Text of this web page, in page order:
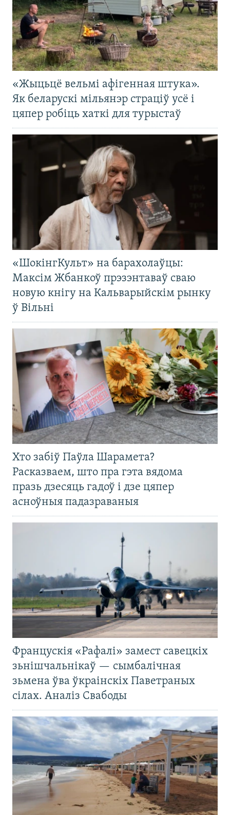
«Жыцьцё вельмі афігенная штука».
Як беларускі мільянэр страціў усё і
цяпер робіць хаткі для турыстаў
«ШокінгКульт» на барахолаўцы:
Максім Жбанкоў прэзэнтаваў сваю
новую кнігу на Кальварыйскім рынку
ў Вільні
Хто забіў Паўла Шарамета?
Расказваем, што пра гэта вядома
празь дзесяць гадоў і дзе цяпер
асноўныя падазраваныя
Францускія «Рафалі» замест савецкіх
зьнішчальнікаў — сымбалічная
зьмена ўва ўкраінскіх Паветраных
сілах. Аналіз Свабоды